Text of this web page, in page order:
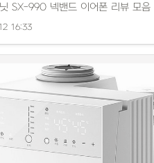
블루투스 이어폰을 소개합니다.
SX-990 넥밴드 이어폰 리뷰 모음
16:33